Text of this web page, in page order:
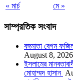
« মার্চ মে »
সাম্প্রতিক সংবাদ
বঙ্গমাতা বেগম
August 8, 2026
ইসলামের
মোহাম্মদ হাসান